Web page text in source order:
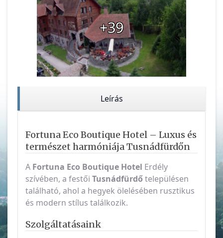
+39
Leírás
Fortuna Eco Boutique Hotel – Luxus és
természet harmóniája Tusnádfürdőn
A Fortuna Eco Boutique Hotel Erdély
szívében, a festői Tusnádfürdőtelepülésen
található, ahol a hegyek ölelésében rusztikus
és modern stílus találkozik.
Szolgáltatásaink